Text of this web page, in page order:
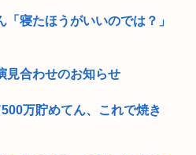
寝たほうがいいのでは？」
見合わせのお知らせ
万貯めてん、これで焼き